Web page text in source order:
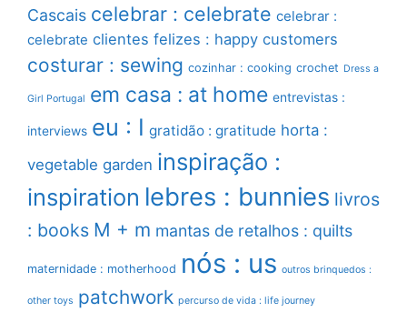
Cascais celebrar : celebrate celebrar :
celebrate clientes felizes : happy customers
costurar : sewing cozinhar : cooking crochet Dress a
Girl Portugal em casa : at home entrevistas :
interviews eu : I gratidão : gratitude horta :
vegetable garden inspiração :
inspiration lebres : bunnies livros
: books M + m mantas de retalhos : quilts
maternidade : motherhood nós : us outros brinquedos :
other toys patchwork percurso de vida : life journey